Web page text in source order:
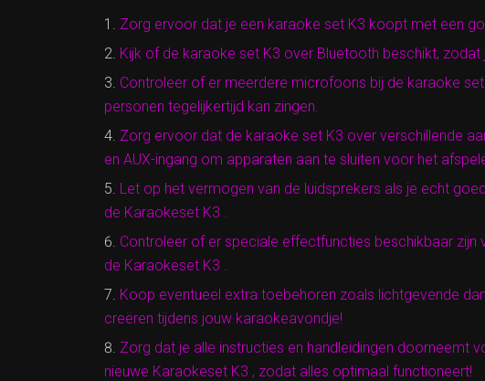
Zorg ervoor dat je een karaoke set K3 koopt met een
Kijk of de karaoke set K3 over Bluetooth beschikt,
Controleer of er meerdere microfoons bij de karaoke
personen tegelijkertijd kan zingen.
Zorg ervoor dat de karaoke set K3 over verschillende
en AUX-ingang om apparaten aan te sluiten voor het
Let op het vermogen van de luidsprekers als je echt
de Karaokeset K3 .
Controleer of er speciale effectfuncties beschikbaar
de Karaokeset K3 .
Koop eventueel extra toebehoren zoals lichtgevende
creëren tijdens jouw karaokeavondje!
Zorg dat je alle instructies en handleidingen doorneemt
nieuwe Karaokeset K3 , zodat alles optimaal functioneert!